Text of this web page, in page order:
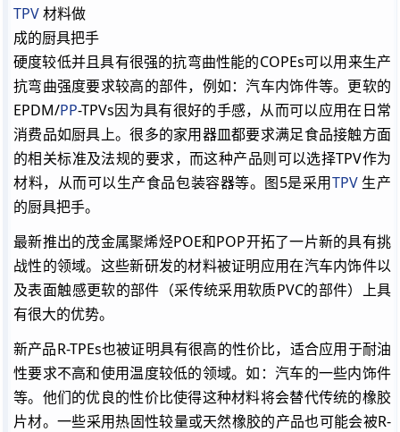
TPV材料做
成的厨具把手
硬度较低并且具有很强的抗弯曲性能的COPEs可以用来生产
抗弯曲强度要求较高的部件，例如：汽车内饰件等。更软的
EPDM/PP-TPVs因为具有很好的手感，从而可以应用在日常
消费品如厨具上。很多的家用器皿都要求满足食品接触方面
的相关标准及法规的要求，而这种产品则可以选择TPV作为
材料，从而可以生产食品包装容器等。图5是采用TPV 生产
的厨具把手。
最新推出的茂金属聚烯烃POE和POP开拓了一片新的具有挑
战性的领域。这些新研发的材料被证明应用在汽车内饰件以
及表面触感更软的部件（采传统采用软质PVC的部件）上具
有很大的优势。
新产品R-TPEs也被证明具有很高的性价比，适合应用于耐油
性要求不高和使用温度较低的领域。如：汽车的一些内饰件
等。他们的优良的性价比使得这种材料将会替代传统的橡胶
片材。一些采用热固性较量或天然橡胶的产品也可能会被R-